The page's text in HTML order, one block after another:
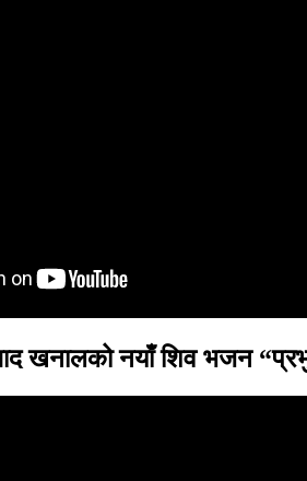
खनालको नयाँ शिव भजन